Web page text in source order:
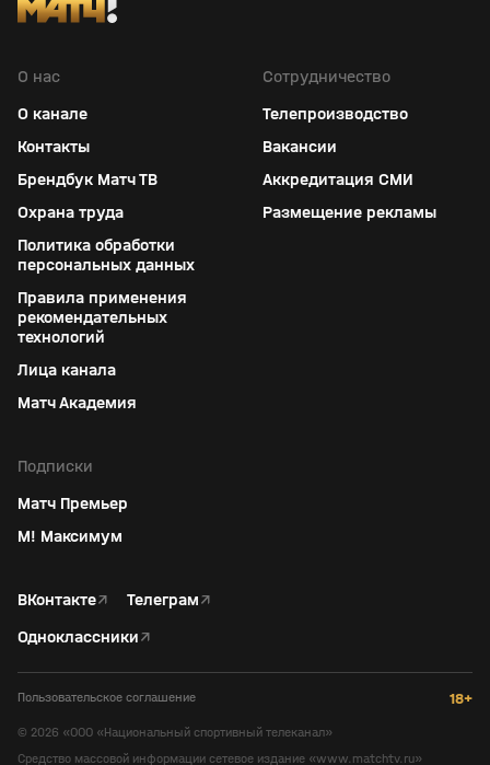
О нас
О канале
Контакты
Брендбук Матч ТВ
Охрана труда
Политика обработки
персональных данных
Правила применения
рекомендательных
технологий
Лица канала
Матч Академия
Сотрудничество
Телепроизводство
Вакансии
Аккредитация СМИ
Размещение рекламы
Подписки
Матч Премьер
М! Максимум
ВКонтакте↗ Телеграм↗
Одноклассники↗
Пользовательское соглашение 18+
© 2026 «ООО «Национальный спортивный телеканал»
Средство массовой информации сетевое издание «www.matchtv.ru»